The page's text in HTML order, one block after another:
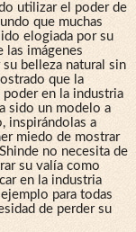
utilizar el poder de
que muchas
elogiada por su
las imágenes
belleza natural sin
que la
poder en la industria
sido un modelo a
inspirándolas a
miedo de mostrar
no necesita de
su valía como
en la industria
para todas
de perder su